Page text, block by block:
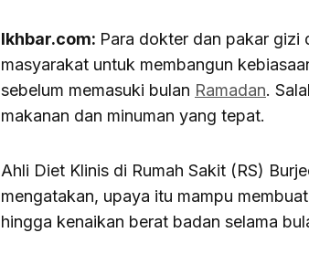
Ikhbar.com: Para dokter dan pakar gizi
masyarakat untuk membangun
sebelum memasuki bulan Ramadan.
makanan dan minuman yang tepat.
Ahli Diet Klinis di Rumah Sakit (RS)
mengatakan, upaya itu mampu
hingga kenaikan berat badan selama